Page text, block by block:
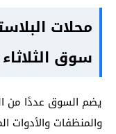
محلات
سوق
يضم السوق عددًا من
والمنظفات والأدوات